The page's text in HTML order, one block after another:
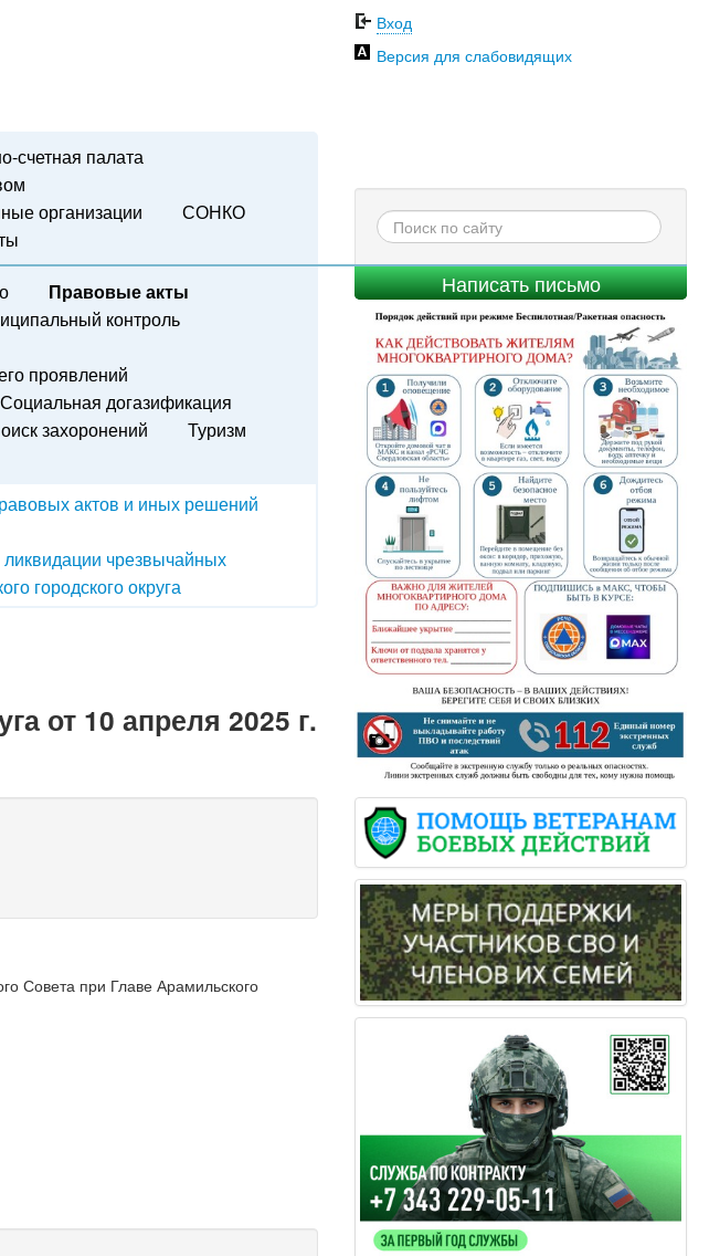
счетная палата
организации
СОНКО
Вход
Версия для слабовидящих
Написать письмо
Правовые акты
контроль
проявлений
Социальная догазификация
захоронений
Туризм
актов и иных решений
чрезвычайных
городского округа
от 10 апреля 2025 г.
Совета при Главе Арамильского